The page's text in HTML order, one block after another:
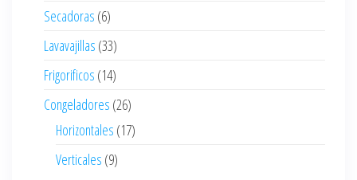
Secadoras (6)
Lavavajillas (33)
Frigorificos (14)
Congeladores (26)
Horizontales (17)
Verticales (9)